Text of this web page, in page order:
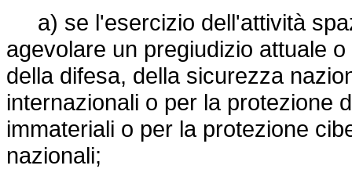
a) se l'esercizio dell'attività
agevolare un pregiudizio attuale
della difesa, della sicurezza
internazionali o per la protezione
immateriali o per la protezione
nazionali;